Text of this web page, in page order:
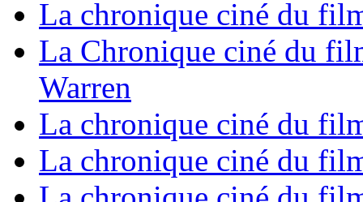
La chronique ciné du
La Chronique ciné du
Warren
La chronique ciné du
La chronique ciné du